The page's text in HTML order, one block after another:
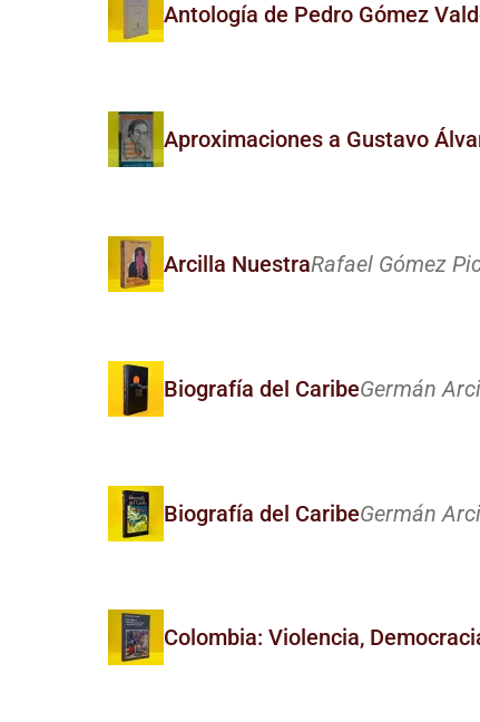
Antología de Pedro Gómez
Aproximaciones a Gustavo
Arcilla NuestraRafael Gómez
Biografía del CaribeGermán
Biografía del CaribeGermán
Colombia: Violencia,